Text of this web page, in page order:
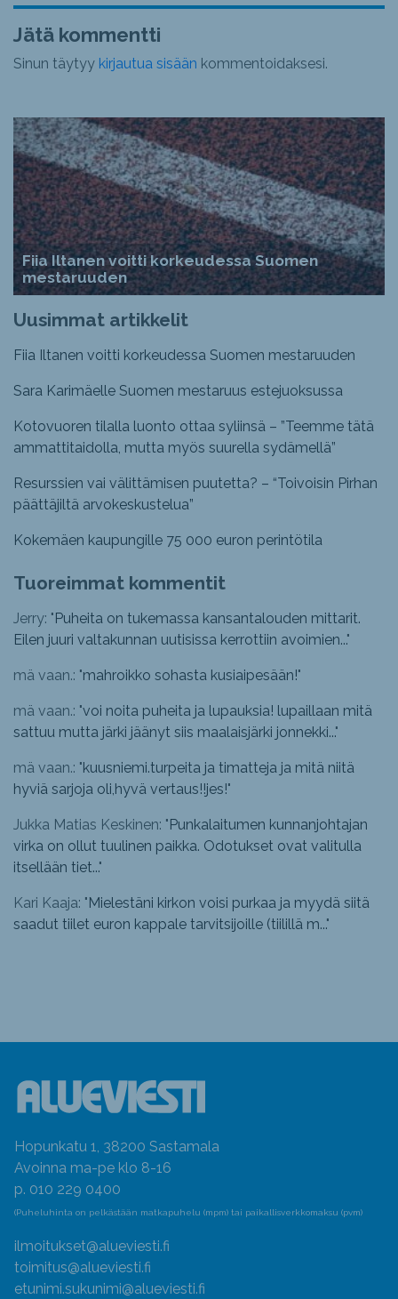
Jätä kommentti
Sinun täytyy kirjautua sisään kommentoidaksesi.
Fiia Iltanen voitti korkeudessa Suomen
mestaruuden
Uusimmat artikkelit
Fiia Iltanen voitti korkeudessa Suomen mestaruuden
Sara Karimäelle Suomen mestaruus estejuoksussa
Kotovuoren tilalla luonto ottaa syliinsä – ”Teemme tätä
ammattitaidolla, mutta myös suurella sydämellä”
Resurssien vai välittämisen puutetta? – “Toivoisin Pirhan
päättäjiltä arvokeskustelua”
Kokemäen kaupungille 75 000 euron perintötila
Tuoreimmat kommentit
Jerry: " Puheita on tukemassa kansantalouden mittarit.
Eilen juuri valtakunnan uutisissa kerrottiin avoimien..."
mä vaan.: "mahroikko sohasta kusiaipesään!"
mä vaan.: "voi noita puheita ja lupauksia! lupaillaan mitä
sattuu mutta järki jäänyt siis maalaisjärki jonnekki..."
mä vaan.: "kuusniemi.turpeita ja timatteja ja mitä niitä
hyviä sarjoja oli,hyvä vertaus!!jes!"
Jukka Matias Keskinen: " Punkalaitumen kunnanjohtajan
virka on ollut tuulinen paikka. Odotukset ovat valitulla
itsellään tiet..."
Kari Kaaja: " Mielestäni kirkon voisi purkaa ja myydä siitä
saadut tiilet euron kappale tarvitsijoille (tiilillä m..."
Hopunkatu 1, 38200 Sastamala
Avoinna ma-pe klo 8-16
p. 010 229 0400
(Puheluhinta on pelkästään matkapuhelu (mpm) tai paikallisverkkomaksu (pvm)
ilmoitukset@alueviesti.fi
toimitus@alueviesti.fi
etunimi.sukunimi@alueviesti.fi